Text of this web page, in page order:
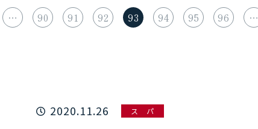
… 90 91 92 93 94 95 96 …
2020.11.26 ス パ